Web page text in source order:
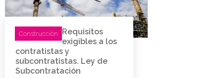
Construcción
Requisitos
exigibles a los
contratistas y
subcontratistas. Ley de
Subcontratación